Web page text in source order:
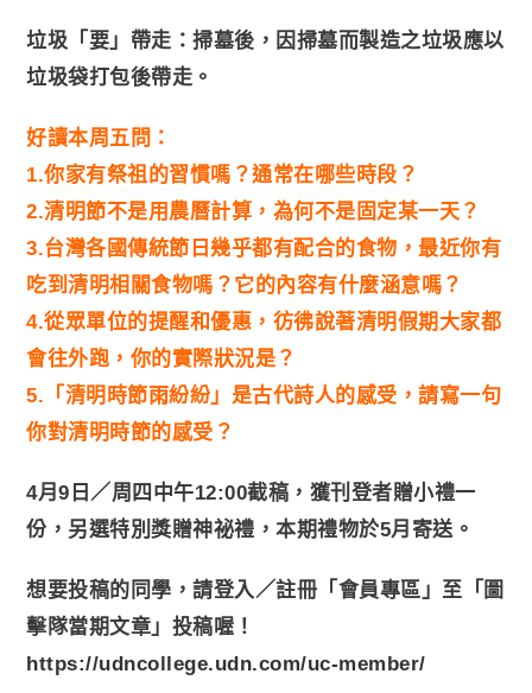
垃圾「要」帶走：掃墓後，因掃墓而製造之垃圾應以
垃圾袋打包後帶走。
好讀本周五問：
1.你家有祭祖的習慣嗎？通常在哪些時段？
2.清明節不是用農曆計算，為何不是固定某一天？
3.台灣各國傳統節日幾乎都有配合的食物，最近你有
吃到清明相關食物嗎？它的內容有什麼涵意嗎？
4.從眾單位的提醒和優惠，彷彿說著清明假期大家都
會往外跑，你的實際狀況是？
5.「清明時節雨紛紛」是古代詩人的感受，請寫一句
你對清明時節的感受？
4月9日／周四中午12:00截稿，獲刊登者贈小禮一
份，另選特別獎贈神祕禮，本期禮物於5月寄送。
想要投稿的同學，請登入／註冊「會員專區」至「圖
擊隊當期文章」投稿喔！
https://udncollege.udn.com/uc-member/